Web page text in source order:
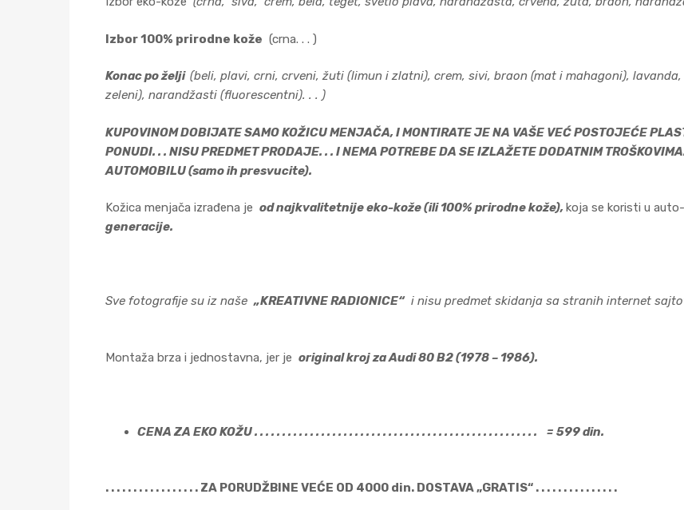
Izbor 100% prirodne kože (crna. . . )
Konac po želji (beli, plavi, crni, crveni, žuti (limun i zlatni), crem, sivi, braon (mat i mahagoni),
zeleni), narandžasti (fluorescentni). . . )
KUPOVINOM DOBIJATE SAMO KOŽICU MENJAČA, I MONTIRATE JE NA VAŠE VEĆ POSTOJEĆE
PONUDI. . . NISU PREDMET PRODAJE. . . I NEMA POTREBE DA SE IZLAŽETE DODATNIM
AUTOMOBILU (samo ih presvucite).
Kožica menjača izrađena je od najkvalitetnije eko-kože (ili 100% prirodne kože), koja se koristi u
generacije.
Sve fotografije su iz naše„KREATIVNE RADIONICE“i nisu predmet skidanja sa stranih internet
Montaža brza i jednostavna, jer je original kroj za Audi 80 B2 (1978 – 1986).
CENA ZA EKO KOŽU . . . . . . . . . . . . . . . . . . . . . . . . . . . . . . . . . . . . . . . . . . . . . . . . . . . = 599 din.
. . . . . . . . . . . . . . . . . ZA PORUDŽBINE VEĆE OD 4000 din. DOSTAVA „GRATIS“ . . . . . . . . . . . . . . .